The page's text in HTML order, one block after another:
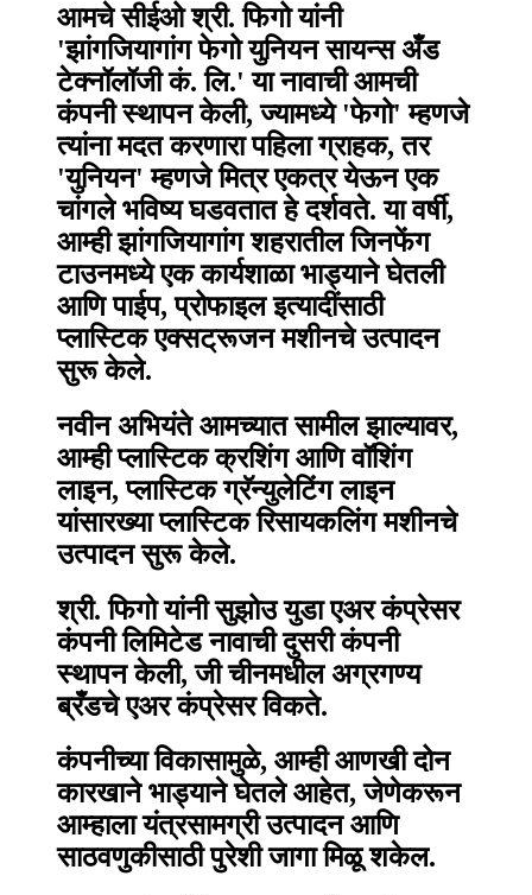
आमचे सीईओ श्री. फिगो यांनी
'झांगजियागांग फेगो युनियन सायन्स अँड
टेक्नॉलॉजी कं. लि.' या नावाची आमची
कंपनी स्थापन केली, ज्यामध्ये 'फेगो' म्हणजे
त्यांना मदत करणारा पहिला ग्राहक, तर
'युनियन' म्हणजे मित्र एकत्र येऊन एक
चांगले भविष्य घडवतात हे दर्शवते. या वर्षी,
आम्ही झांगजियागांग शहरातील जिनफेंग
टाउनमध्ये एक कार्यशाळा भाड्याने घेतली
आणि पाईप, प्रोफाइल इत्यादींसाठी
प्लास्टिक एक्सट्रूजन मशीनचे उत्पादन
सुरू केले.
नवीन अभियंते आमच्यात सामील झाल्यावर,
आम्ही प्लास्टिक क्रशिंग आणि वॉशिंग
लाइन, प्लास्टिक ग्रॅन्युलेटिंग लाइन
यांसारख्या प्लास्टिक रिसायकलिंग मशीनचे
उत्पादन सुरू केले.
श्री. फिगो यांनी सुझोउ युडा एअर कंप्रेसर
कंपनी लिमिटेड नावाची दुसरी कंपनी
स्थापन केली, जी चीनमधील अग्रगण्य
ब्रँडचे एअर कंप्रेसर विकते.
कंपनीच्या विकासामुळे, आम्ही आणखी दोन
कारखाने भाड्याने घेतले आहेत, जेणेकरून
आम्हाला यंत्रसामग्री उत्पादन आणि
साठवणुकीसाठी पुरेशी जागा मिळू शकेल.